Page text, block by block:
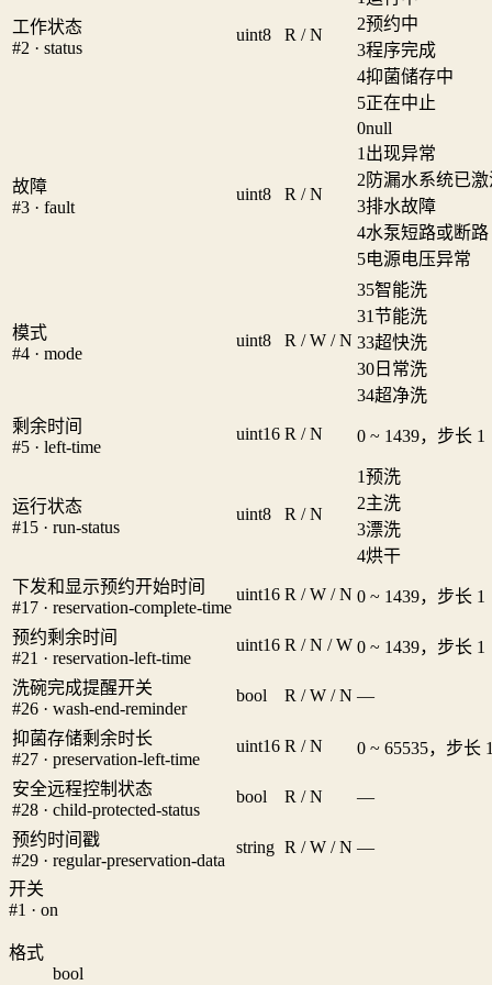
工作状态
#2 · status
uint8 R / N
2预约中
3程序完成
4抑菌储存中
5正在中止
故障
#3 · fault
uint8 R / N
0null
1 出现异常
2 防漏水系统已
3排水故障
4水泵短路或断路
5电源电压异常
模式
#4 · mode
uint8 R / W / N
35智能洗
31节能洗
33超快洗
30 日常洗
34超净洗
剩余时间
#5 · left-time
uint16 R / N 0 ~ 1439，步长 1
运行状态
#15 · run-status
uint8 R / N
1预洗
2主洗
3漂洗
4烘干
下发和显示预约开始时间
#17 · reservation-complete-time
uint16 R / W / N 0 ~ 1439，步长 1
预约剩余时间
#21 · reservation-left-time
uint16 R / N / W 0 ~ 1439，步长 1
洗碗完成提醒开关
#26 · wash-end-reminder
bool R / W / N —
抑菌存储剩余时长
#27 · preservation-left-time
uint16 R / N 0 ~ 65535，步长
安全远程控制状态
#28 · child-protected-status
bool R / N —
预约时间戳
#29 · regular-preservation-data
string R / W / N —
开关
#1 · on
格式
bool